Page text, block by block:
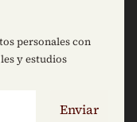
personales con
y estudios
Enviar